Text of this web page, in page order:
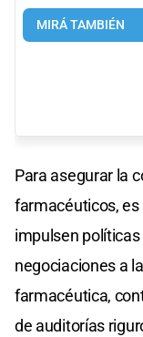
MIRÁ TAMBIÉN
Para asegurar la
farmacéuticos,
impulsen
negociaciones a
farmacéutica,
de auditorías